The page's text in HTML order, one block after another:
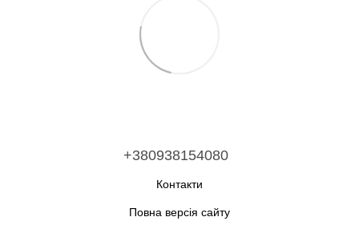
+380938154080
Контакти
Повна версія сайту